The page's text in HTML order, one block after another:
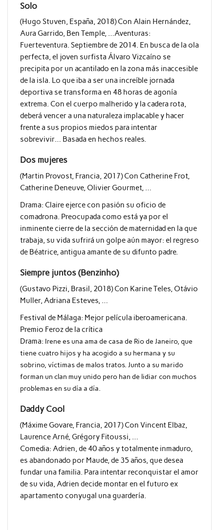
Solo
(Hugo Stuven, España, 2018) Con Alain Hernández,
Aura Garrido, Ben Temple, …Aventuras:
Fuerteventura. Septiembre de 2014. En busca de la ola
perfecta, el joven surfista Álvaro Vizcaíno se
precipita por un acantilado en la zona más inaccesible
de la isla. Lo que iba a ser una increíble jornada
deportiva se transforma en 48 horas de agonía
extrema. Con el cuerpo malherido y la cadera rota,
deberá vencer a una naturaleza implacable y hacer
frente a sus propios miedos para intentar
sobrevivir… Basada en hechos reales.
Dos mujeres
(Martin Provost, Francia, 2017) Con Catherine Frot,
Catherine Deneuve, Olivier Gourmet, …
Drama: Claire ejerce con pasión su oficio de
comadrona. Preocupada como está ya por el
inminente cierre de la sección de maternidad en la que
trabaja, su vida sufrirá un golpe aún mayor: el regreso
de Béatrice, antigua amante de su difunto padre.
Siempre juntos (Benzinho)
(Gustavo Pizzi, Brasil, 2018) Con Karine Teles, Otávio
Muller, Adriana Esteves, …
Festival de Málaga: Mejor película iberoamericana.
Premio Feroz de la crítica
Drama: Irene es una ama de casa de Rio de Janeiro, que
tiene cuatro hijos y ha acogido a su hermana y su
sobrino, víctimas de malos tratos. Junto a su marido
forman un clan muy unido pero han de lidiar con muchos
problemas en su día a día.
Daddy Cool
(Máxime Govare, Francia, 2017) Con Vincent Elbaz,
Laurence Arné, Grégory Fitoussi, …
Comedia: Adrien, de 40 años y totalmente inmaduro,
es abandonado por Maude, de 35 años, que desea
fundar una familia. Para intentar reconquistar el amor
de su vida, Adrien decide montar en el futuro ex
apartamento conyugal una guardería.